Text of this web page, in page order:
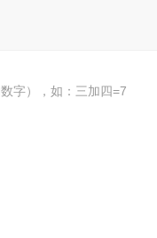
字），如：三加四=7